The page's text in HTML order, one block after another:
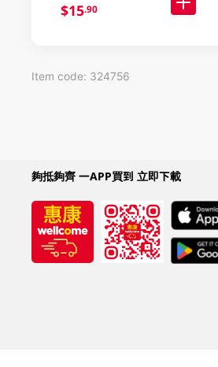
$15.90
Item code: 324756
夠抵夠齊 一APP買到 立即下載